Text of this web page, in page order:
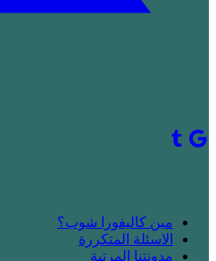
مين كاليفورا شوب؟
الاسئلة المتكررة
مدونتنا المرتبة